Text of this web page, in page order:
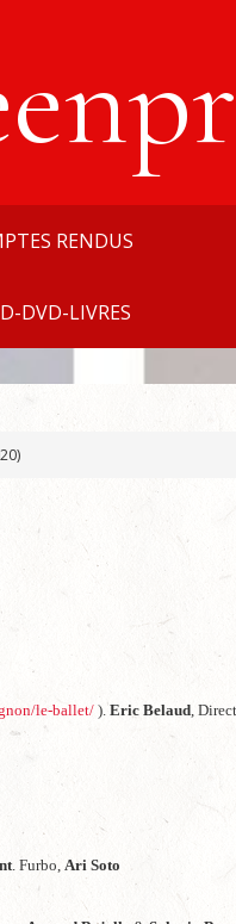
RENDUS
DVD-LIVRES
le-ballet/).Eric Belaud,
. Furbo, Ari Soto